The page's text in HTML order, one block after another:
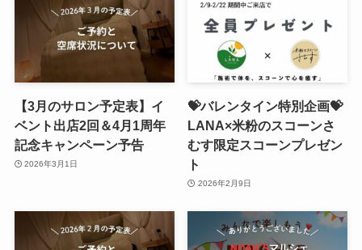
【3月のサロン予定表】イ
ベント出店2回＆4月1周年
記念キャンペーン予告
2026年3月1日
💝バレンタイン特別企画💝
LANA×米粉のスコーンさ
むす限定スコーンプレゼン
ト
2026年2月9日